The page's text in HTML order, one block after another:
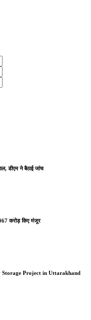
डीएम ने बैठाई जांच
करोड़ किए मंजूर
Storage Project in Uttarakhand